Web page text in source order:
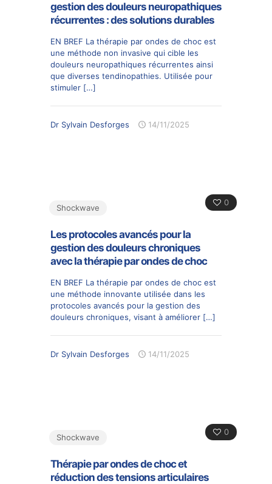
gestion des douleurs neuropathiques
récurrentes : des solutions durables
EN BREF La thérapie par ondes de choc est
une méthode non invasive qui cible les
douleurs neuropathiques récurrentes ainsi
que diverses tendinopathies. Utilisée pour
stimuler […]
Dr Sylvain Desforges 14/11/2025
0
Shockwave
Les protocoles avancés pour la
gestion des douleurs chroniques
avec la thérapie par ondes de choc
EN BREF La thérapie par ondes de choc est
une méthode innovante utilisée dans les
protocoles avancés pour la gestion des
douleurs chroniques, visant à améliorer […]
Dr Sylvain Desforges 14/11/2025
0
Shockwave
Thérapie par ondes de choc et
réduction des tensions articulaires